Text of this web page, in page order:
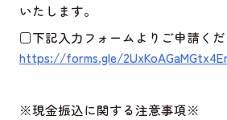
いたします。
□下記入力フォームよりご申請くだ
https://forms.gle/
※現金振込に関する注意事項※